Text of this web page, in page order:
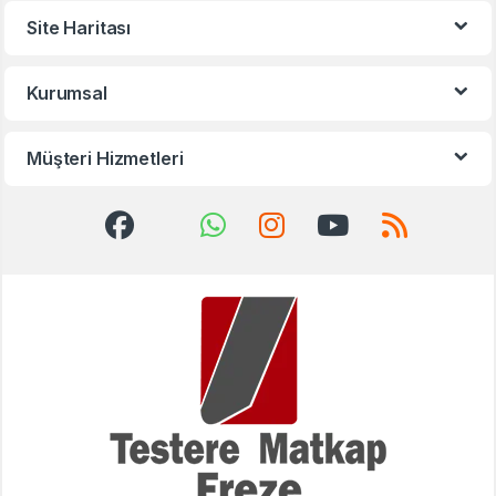
Site Haritası
Kurumsal
Müşteri Hizmetleri